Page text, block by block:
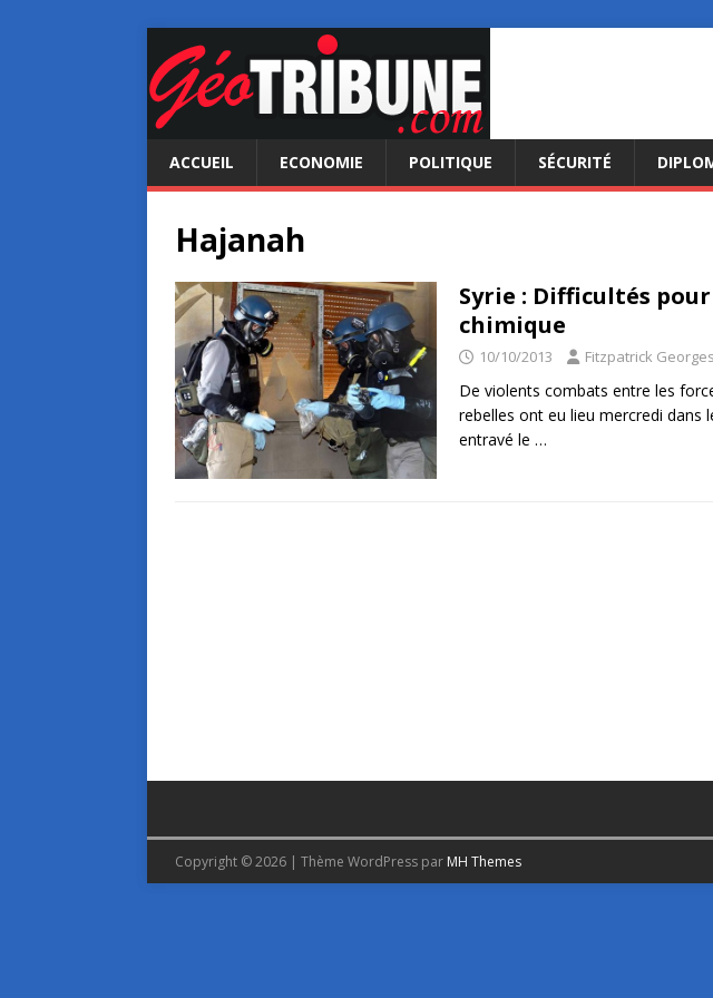
ACCUEIL ECONOMIE POLITIQUE SÉCURITÉ
Hajanah
Syrie : Difficultés
chimique
10/10/2013 Fitzpatrick Georges
De violents combats entre les
rebelles ont eu lieu mercredi dans
entravé le …
Copyright © 2026 | Thème WordPress par MH Themes